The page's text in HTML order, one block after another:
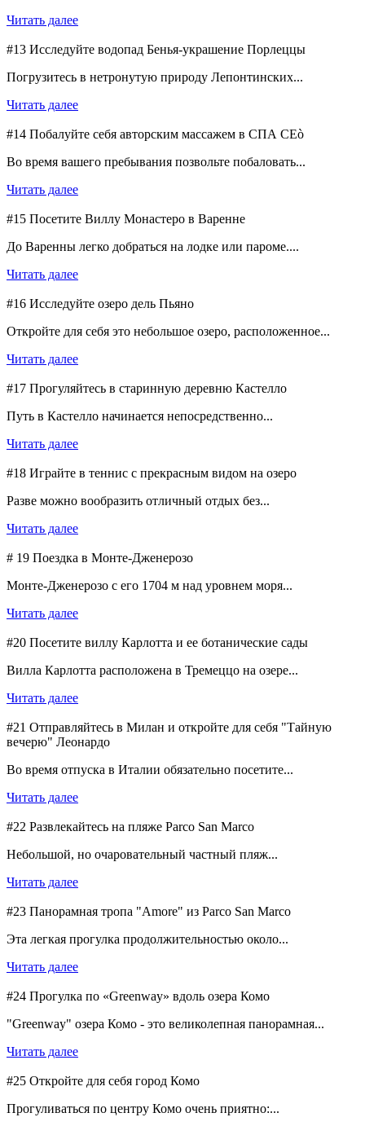
Читать далее
#13 Исследуйте водопад Бенья-украшение Порлеццы
Погрузитесь в нетронутую природу Лепонтинских...
Читать далее
#14 Побалуйте себя авторским массажем в СПА CEò
Во время вашего пребывания позвольте побаловать...
Читать далее
#15 Посетите Виллу Монастеро в Варенне
До Варенны легко добраться на лодке или пароме....
Читать далее
#16 Исследуйте озеро дель Пьяно
Откройте для себя это небольшое озеро, расположенное...
Читать далее
#17 Прогуляйтесь в старинную деревню Кастелло
Путь в Кастелло начинается непосредственно...
Читать далее
#18 Играйте в теннис с прекрасным видом на озеро
Разве можно вообразить отличный отдых без...
Читать далее
# 19 Поездка в Монте-Дженерозо
Монте-Дженерозо с его 1704 м над уровнем моря...
Читать далее
#20 Посетите виллу Карлотта и ее ботанические сады
Вилла Карлотта расположена в Тремеццо на озере...
Читать далее
#21 Отправляйтесь в Милан и откройте для себя "Тайную
вечерю" Леонардо
Во время отпуска в Италии обязательно посетите...
Читать далее
#22 Развлекайтесь на пляже Parco San Marco
Небольшой, но очаровательный частный пляж...
Читать далее
#23 Панорамная тропа "Amore" из Parco San Marco
Эта легкая прогулка продолжительностью около...
Читать далее
#24 Прогулка по «Greenway» вдоль озера Комо
"Greenway" озера Комо - это великолепная панорамная...
Читать далее
#25 Откройте для себя город Комо
Прогуливаться по центру Комо очень приятно:...